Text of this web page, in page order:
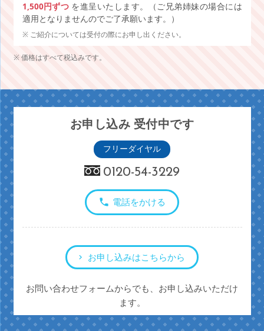
1,500円ずつ を進呈いたします。（ご兄弟姉妹の場合には
適用となりませんのでご了承願います。）
ご紹介については受付の際にお申し出ください。
価格はすべて税込みです。
お申し込み 受付中です
フリーダイヤル
0120-54-3229
電話をかける
お申し込みはこちらから
お問い合わせフォームからでも、お申し込みいただけ
ます。